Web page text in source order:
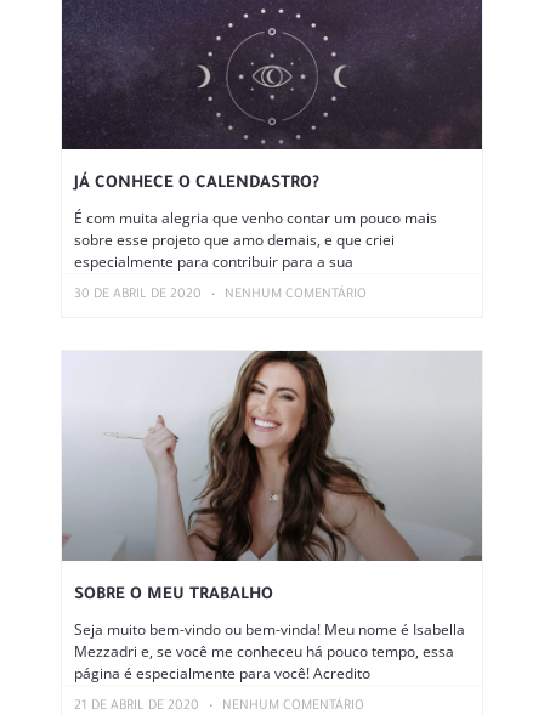
JÁ CONHECE O CALENDASTRO?
É com muita alegria que venho contar um pouco mais
sobre esse projeto que amo demais, e que criei
especialmente para contribuir para a sua
30 DE ABRIL DE 2020 NENHUM COMENTÁRIO
SOBRE O MEU TRABALHO
Seja muito bem-vindo ou bem-vinda! Meu nome é Isabella
Mezzadri e, se você me conheceu há pouco tempo, essa
página é especialmente para você! Acredito
21 DE ABRIL DE 2020 NENHUM COMENTÁRIO